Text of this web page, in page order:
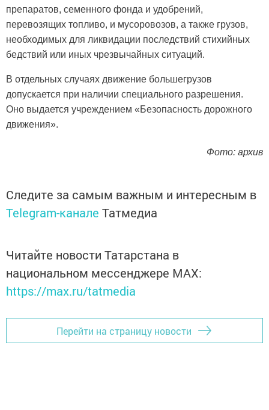
препаратов, семенного фонда и удобрений,
перевозящих топливо, и мусоровозов, а также грузов,
необходимых для ликвидации последствий стихийных
бедствий или иных чрезвычайных ситуаций.
В отдельных случаях движение большегрузов
допускается при наличии специального разрешения.
Оно выдается учреждением «Безопасность дорожного
движения».
Фото: архив
Следите за самым важным и интересным в
Telegram-канале Татмедиа
Читайте новости Татарстана в
национальном мессенджере MАХ:
https://max.ru/tatmedia
Перейти на страницу новости